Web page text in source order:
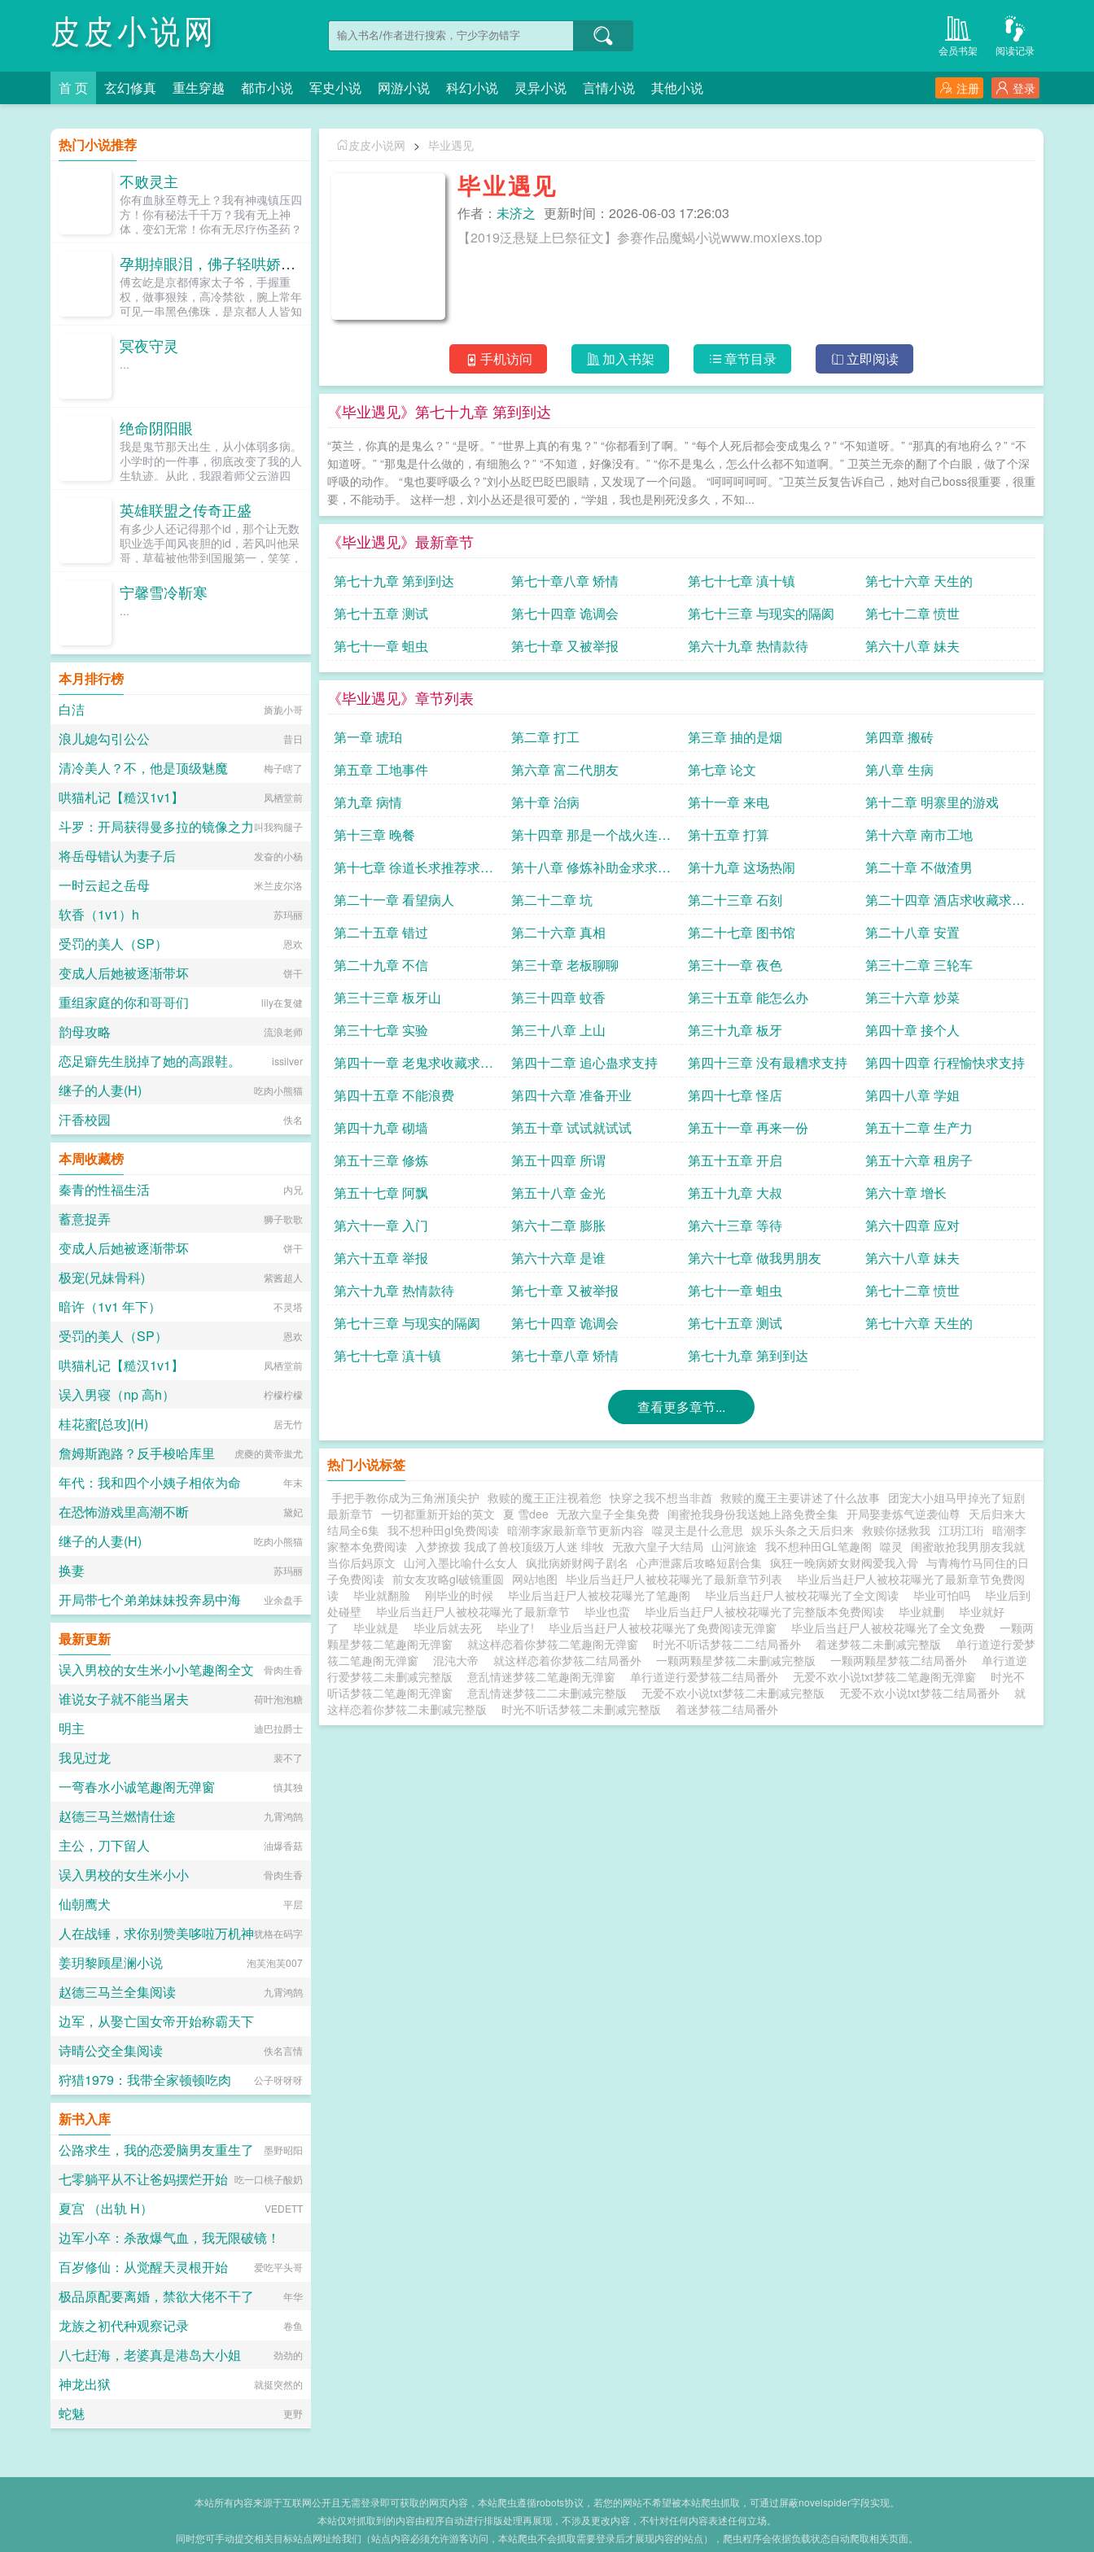
皮皮小说网 阅读记录
会员书架
首 页 玄幻修真 重生穿越 都市小说 军史小说 网游小说 科幻小说 灵异小说 言情小说 其他小说 登录
注册
皮皮小说网 > 毕业遇见
毕业遇见
作者： 未济之 更新时间：2026-06-03 17:26:03
【2019泛悬疑上巳祭征文】参赛作品魔蝎小说www.moxiexs.top
手机访问 加入书架 章节目录 立即阅读
《毕业遇见》第七十九章 第到到达
“英兰，你真的是鬼么？” “是呀。” “世界上真的有鬼？” “你都看到了啊。” “每个人死后都会变成鬼么？” “不知道呀。” “那真的有地府么？” “不
知道呀。” “那鬼是什么做的，有细胞么？” “不知道，好像没有。” “你不是鬼么，怎么什么都不知道啊。” 卫英兰无奈的翻了个白眼，做了个深
呼吸的动作。 “鬼也要呼吸么？”刘小丛眨巴眨巴眼睛，又发现了一个问题。 “呵呵呵呵呵。”卫英兰反复告诉自己，她对自己boss很重要，很重
要，不能动手。 这样一想，刘小丛还是很可爱的，“学姐，我也是刚死没多久，不知...
《毕业遇见》最新章节
第七十九章 第到到达 第七十章八章 矫情 第七十七章 滇十镇
第七十六章 天生的
第七十五章 测试
第七十四章 诡调会 第七十三章 与现实的隔阂
第七十二章 愤世
第七十一章 蛆虫
第七十章 又被举报 第六十九章 热情款待 第六十八章 妹夫
《毕业遇见》章节列表
第一章 琥珀 第二章 打工 第三章 抽的是烟
第四章 搬砖
第五章 工地事件
第六章 富二代朋友 第七章 论文
第八章 生病
第九章 病情
第十章 治病 第十一章 来电
第十二章 明寨里的游戏
第十三章 晚餐
第十四章 那是一个战火连天
的时代
第十五章 打算
第十六章 南市工地
第十七章 徐道长求推荐求收
藏求评论
第十八章 修炼补助金求求你
随便给点吧
第十九章 这场热闹
第二十章 不做渣男
第二十一章 看望病人
第二十二章 坑 第二十三章 石刻
第二十四章 酒店求收藏求推
荐票
第二十五章 错过 第二十六章 真相 第二十七章 图书馆
第二十八章 安置
第二十九章 不信
第三十章 老板聊聊 第三十一章 夜色
第三十二章 三轮车
第三十三章 板牙山
第三十四章 蚊香 第三十五章 能怎么办
第三十六章 炒菜
第三十七章 实验
第三十八章 上山 第三十九章 板牙
第四十章 接个人
第四十一章 老鬼求收藏求支
持
第四十二章 追心蛊求支持 第四十三章 没有最糟求支持
第四十四章 行程愉快求支持
第四十五章 不能浪费
第四十六章 准备开业 第四十七章 怪店
第四十八章 学姐
第四十九章 砌墙
第五十章 试试就试试 第五十一章 再来一份
第五十二章 生产力
第五十三章 修炼
第五十四章 所谓 第五十五章 开启
第五十六章 租房子
第五十七章 阿飘
第五十八章 金光 第五十九章 大叔
第六十章 增长
第六十一章 入门
第六十二章 膨胀 第六十三章 等待
第六十四章 应对
第六十五章 举报
第六十六章 是谁 第六十七章 做我男朋友
第六十八章 妹夫
第六十九章 热情款待
第七十章 又被举报 第七十一章 蛆虫
第七十二章 愤世
第七十三章 与现实的隔阂
第七十四章 诡调会 第七十五章 测试
第七十六章 天生的
第七十七章 滇十镇
第七十章八章 矫情 第七十九章 第到到达
查看更多章节...
热门小说标签
手把手教你成为三角洲顶尖护 救赎的魔王正注视着您 快穿之我不想当非酋 救赎的魔王主要讲述了什么故事 团宠大小姐马甲掉光了短剧
最新章节 一切都重新开始的英文 夏 雪dee 无敌六皇子全集免费 闺蜜抢我身份我送她上路免费全集 开局娶妻炼气逆袭仙尊 天后归来大
结局全6集 我不想种田gl免费阅读 暗潮李家最新章节更新内容 噬灵主是什么意思 娱乐头条之天后归来 救赎你拯救我 江玥江珩 暗潮李
家整本免费阅读
入梦撩拨 我成了兽校顶级万人迷 绯牧 无敌六皇子大结局 山河旅途 我不想种田GL笔趣阁 噬灵
闺蜜敢抢我男朋友我就
当你后妈原文 山河入墨比喻什么女人 疯批病娇财阀子剧名 心声泄露后攻略短剧合集 疯狂一晚病娇女财阀爱我入骨 与青梅竹马同住的日
子免费阅读 前女友攻略gl破镜重圆 网站地图 毕业后当赶尸人被校花曝光了最新章节列表
毕业后当赶尸人被校花曝光了最新章节免费阅
读
毕业就翻脸 刚毕业的时候 毕业后当赶尸人被校花曝光了笔趣阁 毕业后当赶尸人被校花曝光了全文阅读 毕业可怕吗
毕业后到
处碰壁
毕业后当赶尸人被校花曝光了最新章节 毕业也蛮 毕业后当赶尸人被校花曝光了完整版本免费阅读 毕业就删
毕业就好
了
毕业就是 毕业后就去死 毕业了! 毕业后当赶尸人被校花曝光了免费阅读无弹窗 毕业后当赶尸人被校花曝光了全文免费
一颗两
颗星梦筱二笔趣阁无弹窗
就这样恋着你梦筱二笔趣阁无弹窗 时光不听话梦筱二二结局番外 着迷梦筱二未删减完整版
单行道逆行爱梦
筱二笔趣阁无弹窗
混沌大帝 就这样恋着你梦筱二结局番外 一颗两颗星梦筱二未删减完整版 一颗两颗星梦筱二结局番外
单行道逆
行爱梦筱二未删减完整版
意乱情迷梦筱二笔趣阁无弹窗 单行道逆行爱梦筱二结局番外 无爱不欢小说txt梦筱二笔趣阁无弹窗
时光不
听话梦筱二笔趣阁无弹窗
意乱情迷梦筱二二未删减完整版 无爱不欢小说txt梦筱二未删减完整版 无爱不欢小说txt梦筱二结局番外
就
这样恋着你梦筱二未删减完整版
时光不听话梦筱二未删减完整版 着迷梦筱二结局番外
热门小说推荐
不败灵主
你有血脉至尊无上？我有神魂镇压四
方！你有秘法千千万？我有无上神
体，变幻无常！你有无尽疗伤圣药？
强！天地灵界，神魔动荡，万族林
立，谁主沉浮？道心在此，神魔难
阻，荡九天，诛邪魔，逍遥天地，大
千世界，唯我不败！...
孕期掉眼泪，佛子轻哄娇妻放肆宠
傅玄屹是京都傅家太子爷，手握重
权，做事狠辣，高冷禁欲，腕上常年
可见一串黑色佛珠，是京都人人皆知
爱的小可怜，独自一人来到京都上
学，却被母亲转走了所有积蓄，走投
无路之际，只能另辟蹊径。那一夜，
压...
冥夜守灵
...
绝命阴阳眼
我是鬼节那天出生，从小体弱多病。
小学时的一件事，彻底改变了我的人
生轨迹。从此，我跟着师父云游四
英雄联盟之传奇正盛
有多少人还记得那个id，那个让无数
职业选手闻风丧胆的id，若风叫他呆
哥，草莓被他带到国服第一，笑笑，
机。他却因为一次任性被封号三年。
他制造了英雄联盟在线人数最少的纪
录。他是国服最早的两大路人王之一
他的id叫做发呆！...
宁馨雪冷靳寒
...
本月排行榜
白洁
旖旎小哥
浪儿媳勾引公公 昔日
清冷美人？不，他是顶级魅魔 梅子瞎了
哄猫札记【糙汉1v1】 凤栖堂前
斗罗：开局获得曼多拉的镜像之力叫我狗腿子
将岳母错认为妻子后 发奋的小杨
一时云起之岳母 米兰皮尔洛
软香（1v1）h 苏玛丽
受罚的美人（SP） 恩欢
变成人后她被逐渐带坏 饼干
重组家庭的你和哥哥们 lily在复健
韵母攻略 流浪老师
恋足癖先生脱掉了她的高跟鞋。 issilver
继子的人妻(H) 吃肉小熊猫
汗香校园 佚名
本周收藏榜
秦青的性福生活
内兄
蓄意捉弄 狮子歌歌
变成人后她被逐渐带坏 饼干
极宠(兄妹骨科) 紫酱超人
暗许（1v1 年下） 不灵塔
受罚的美人（SP） 恩欢
哄猫札记【糙汉1v1】 凤栖堂前
误入男寝（np 高h） 柠檬柠檬
桂花蜜[总攻](H) 居无竹
詹姆斯跑路？反手梭哈库里 虎夔的黄帝蚩尤
年代：我和四个小姨子相依为命 年末
在恐怖游戏里高潮不断 黛妃
继子的人妻(H) 吃肉小熊猫
换妻 苏玛丽
开局带七个弟弟妹妹投奔易中海 业余盘手
最新更新
误入男校的女生米小小笔趣阁全文
骨肉生香
谁说女子就不能当屠夫 荷叶泡泡糖
明主 迪巴拉爵士
我见过龙 裴不了
一弯春水小诚笔趣阁无弹窗 慎其独
赵德三马兰燃情仕途 九霄鸿鹄
主公，刀下留人 油爆香菇
误入男校的女生米小小 骨肉生香
仙朝鹰犬 平层
人在战锤，求你别赞美哆啦万机神犹格在码字
姜玥黎顾星澜小说 泡芙泡芙007
赵德三马兰全集阅读 九霄鸿鹄
边军，从娶亡国女帝开始称霸天下
永不疲倦的笔
诗晴公交全集阅读 佚名言情
狩猎1979：我带全家顿顿吃肉 公子呀呀呀
新书入库
公路求生，我的恋爱脑男友重生了
墨野昭阳
七零躺平从不让爸妈摆烂开始 吃一口桃子酸奶
夏宫 （出轨 H） VEDETT
边军小卒：杀敌爆气血，我无限破镜！
爱小咪锋
百岁修仙：从觉醒天灵根开始 爱吃平头哥
极品原配要离婚，禁欲大佬不干了 年华
龙族之初代种观察记录 卷鱼
八七赶海，老婆真是港岛大小姐 劲劲的
神龙出狱 就挺突然的
蛇魅 更野
本站所有内容来源于互联网公开且无需登录即可获取的网页内容，本站爬虫遵循robots协议，若您的网站不希望被本站爬虫抓取，可通过屏蔽novelspider字段实现。
本站仅对抓取到的内容由程序自动进行排版处理再展现，不涉及更改内容，不针对任何内容表述任何立场。
同时您可手动提交相关目标站点网址给我们（站点内容必须允许游客访问，本站爬虫不会抓取需要登录后才展现内容的站点），爬虫程序会依据负载状态自动爬取相关页面。